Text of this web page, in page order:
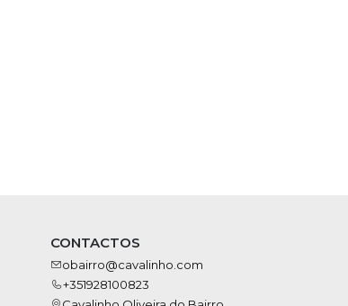
CONTACTOS
obairro@cavalinho.com
+351928100823